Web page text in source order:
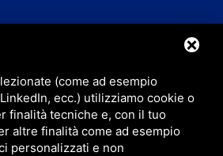
(come ad esempio
ecc.) utilizziamo cookie o
finalità tecniche e, con il tuo
altre finalità come ad esempio
personalizzati e non